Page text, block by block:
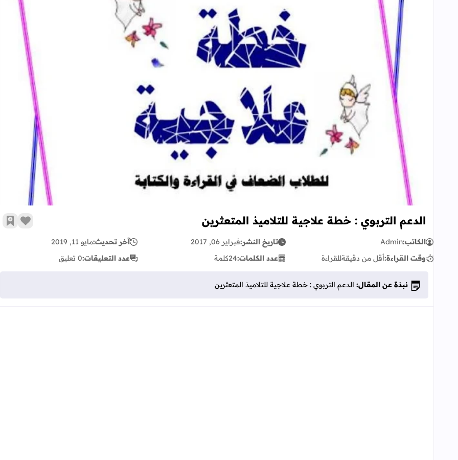
الدعم التربوي : خطة علاجية للتلاميذ المتعثرين
الدعم التربوي : خطة علاجية للتلاميذ المتعثرين زر
الكاتب:Admin تاريخ النشر:فبراير 06, 2017 آخر تحديث:مايو 11, 2019
وقت القراءة:أقل من دقيقةللقراءة عدد الكلمات:24كلمة عدد التعليقات:0 تعليق
نبذة عن المقال: الدعم التربوي : خطة علاجية للتلاميذ المتعثرين